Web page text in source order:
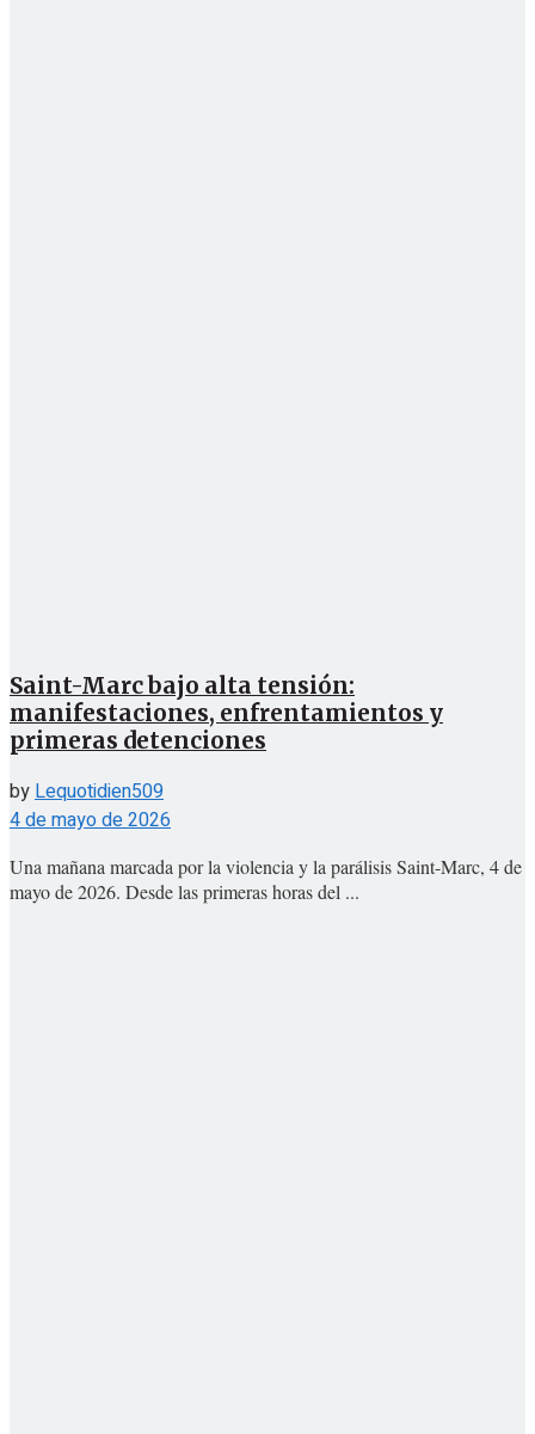
Saint-Marc bajo alta tensión:
manifestaciones, enfrentamientos y
primeras detenciones
byLequotidien509
4 de mayo de 2026
Una mañana marcada por la violencia y la parálisis Saint-Marc, 4 de
mayo de 2026. Desde las primeras horas del ...